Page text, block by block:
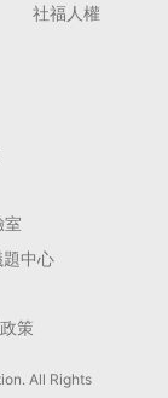
社福人權
室
中心
策
All Rights